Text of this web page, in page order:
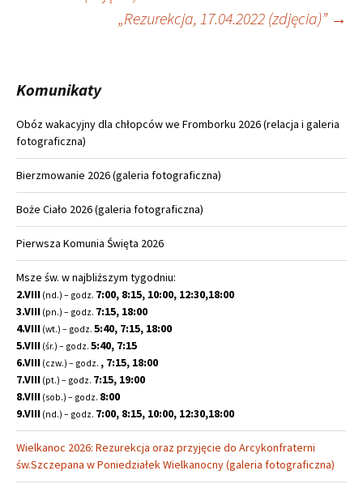
„Rezurekcja, 17.04.2022 (zdjęcia)” →
Komunikaty
Obóz wakacyjny dla chłopców we Fromborku 2026 (relacja i galeria
fotograficzna)
Bierzmowanie 2026 (galeria fotograficzna)
Boże Ciało 2026 (galeria fotograficzna)
Pierwsza Komunia Święta 2026
Msze św. w najbliższym tygodniu:
2.VIII (nd.) – godz. 7:00, 8:15, 10:00, 12:30,18:00
3.VIII (pn.) – godz. 7:15, 18:00
4.VIII (wt.) – godz. 5:40, 7:15, 18:00
5.VIII (śr.) – godz. 5:40, 7:15
6.VIII (czw.) – godz. , 7:15, 18:00
7.VIII (pt.) – godz. 7:15, 19:00
8.VIII (sob.) – godz. 8:00
9.VIII (nd.) – godz. 7:00, 8:15, 10:00, 12:30,18:00
Wielkanoc 2026: Rezurekcja oraz przyjęcie do Arcykonfraterni
św.Szczepana w Poniedziałek Wielkanocny (galeria fotograficzna)